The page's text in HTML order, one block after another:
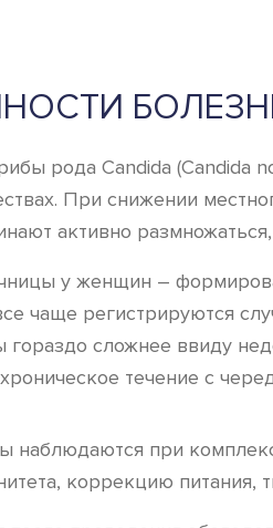
рода Candida (Candida
При снижении
активно
у женщин –
чаще регистрируются
сложнее ввиду
течение с
наблюдаются при
коррекцию питания,